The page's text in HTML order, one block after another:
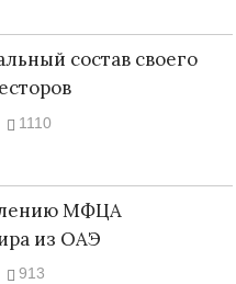
состав своего
1110
МФЦА
из ОАЭ
913